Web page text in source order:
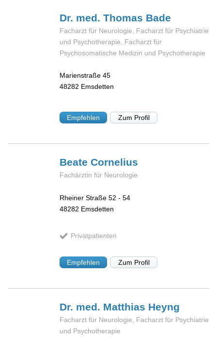
Dr. med. Thomas Bade
Facharzt für Neurologie, Facharzt für Psychiatrie
und Psychotherapie, Facharzt für
Psychosomatische Medizin und Psychotherapie
Marienstraße 45
48282 Emsdetten
Empfehlen Zum Profil
BeateCornelius
Fachärztin für Neurologie
Rheiner Straße 52 - 54
48282 Emsdetten
Privatpatienten
Empfehlen Zum Profil
Dr. med. Matthias Heyng
Facharzt für Neurologie, Facharzt für Psychiatrie
und Psychotherapie